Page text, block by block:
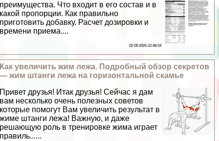
преимущества. Что входит в его состав и в
какой пропорции. Как правильно
приготовить добавку. Расчет дозировки и
времени приема....
02 08 2026 22:48:54
Как увеличить жим лежа. Подробный обзор секретов
— жим штанги лежа на горизонтальной скамье
Привет друзья! Итак друзья! Сейчас я дам
вам несколько очень полезных советов
которые помогут Вам увеличить результат в
жиме штанги лежа! Важную, и даже
решающую роль в тренировке жима играет
правиль......